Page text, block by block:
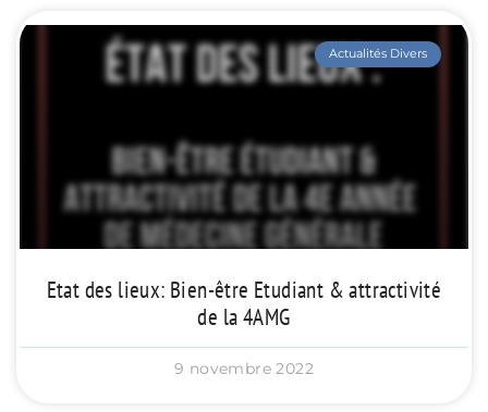
Actualités Divers
Etat des lieux: Bien-être Etudiant & attractivité
de la 4AMG
9 novembre 2022